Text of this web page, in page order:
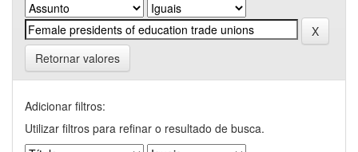
Retornar valores
Adicionar filtros:
Utilizar filtros para refinar o resultado de busca.